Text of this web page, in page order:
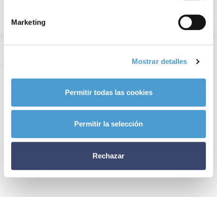
Marketing
Mostrar detalles
Permitir todas las cookies
Permitir la selección
Rechazar